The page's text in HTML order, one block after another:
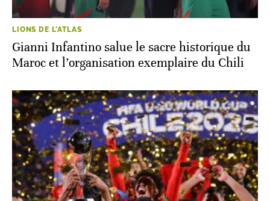
LIONS DE L'ATLAS
Gianni Infantino salue le sacre historique du
Maroc et l’organisation exemplaire du Chili